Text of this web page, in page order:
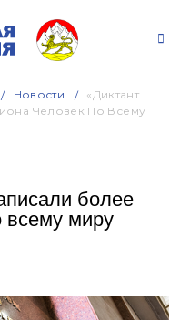
Новости
«Диктант
Человек По Всему
более
всему миру